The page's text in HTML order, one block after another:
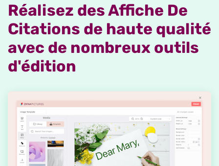
Réalisez des Affiche De
Citations de haute qualité
avec de nombreux outils
d'édition